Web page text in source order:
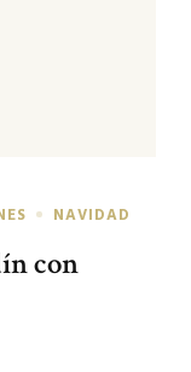
NAVIDAD
con